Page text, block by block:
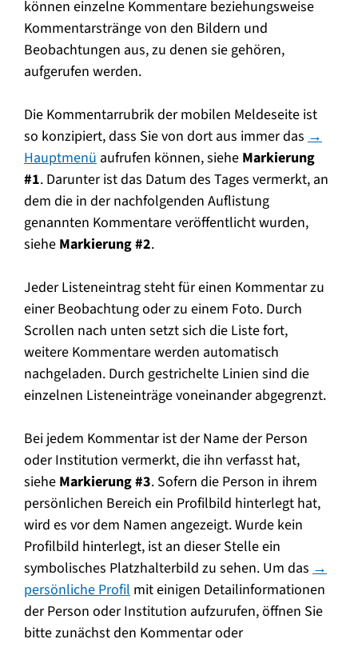
können einzelne Kommentare beziehungsweise
Kommentarstränge von den Bildern und
Beobachtungen aus, zu denen sie gehören,
aufgerufen werden.
Die Kommentarrubrik der mobilen Meldeseite ist
so konzipiert, dass Sie von dort aus immer das →
Hauptmenü aufrufen können, siehe Markierung
#1. Darunter ist das Datum des Tages vermerkt, an
dem die in der nachfolgenden Auflistung
genannten Kommentare veröffentlicht wurden,
siehe Markierung #2.
Jeder Listeneintrag steht für einen Kommentar zu
einer Beobachtung oder zu einem Foto. Durch
Scrollen nach unten setzt sich die Liste fort,
weitere Kommentare werden automatisch
nachgeladen. Durch gestrichelte Linien sind die
einzelnen Listeneinträge voneinander abgegrenzt.
Bei jedem Kommentar ist der Name der Person
oder Institution vermerkt, die ihn verfasst hat,
siehe Markierung #3. Sofern die Person in ihrem
persönlichen Bereich ein Profilbild hinterlegt hat,
wird es vor dem Namen angezeigt. Wurde kein
Profilbild hinterlegt, ist an dieser Stelle ein
symbolisches Platzhalterbild zu sehen. Um das →
persönliche Profil mit einigen Detailinformationen
der Person oder Institution aufzurufen, öffnen Sie
bitte zunächst den Kommentar oder